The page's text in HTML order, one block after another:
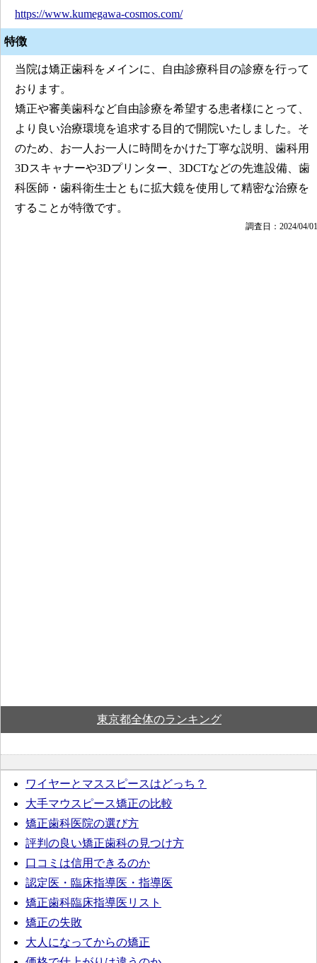
https://www.kumegawa-cosmos.com/
特徴
当院は矯正歯科をメインに、自由診療科目の診療を行って
おります。
矯正や審美歯科など自由診療を希望する患者様にとって、
より良い治療環境を追求する目的で開院いたしました。そ
のため、お一人お一人に時間をかけた丁寧な説明、歯科用
3Dスキャナーや3Dプリンター、3DCTなどの先進設備、歯
科医師・歯科衛生士ともに拡大鏡を使用して精密な治療を
することが特徴です。
調査日：2024/04/01
東京都全体のランキング
ワイヤーとマススピースはどっち？
大手マウスピース矯正の比較
矯正歯科医院の選び方
評判の良い矯正歯科の見つけ方
口コミは信用できるのか
認定医・臨床指導医・指導医
矯正歯科臨床指導医リスト
矯正の失敗
大人になってからの矯正